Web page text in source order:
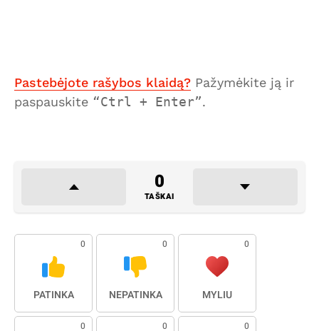
Pastebėjote rašybos klaidą? Pažymėkite ją ir
paspauskite
Ctrl + Enter .
0
TAŠKAI
0
PATINKA
0
NEPATINKA
0
MYLIU
0 0 0